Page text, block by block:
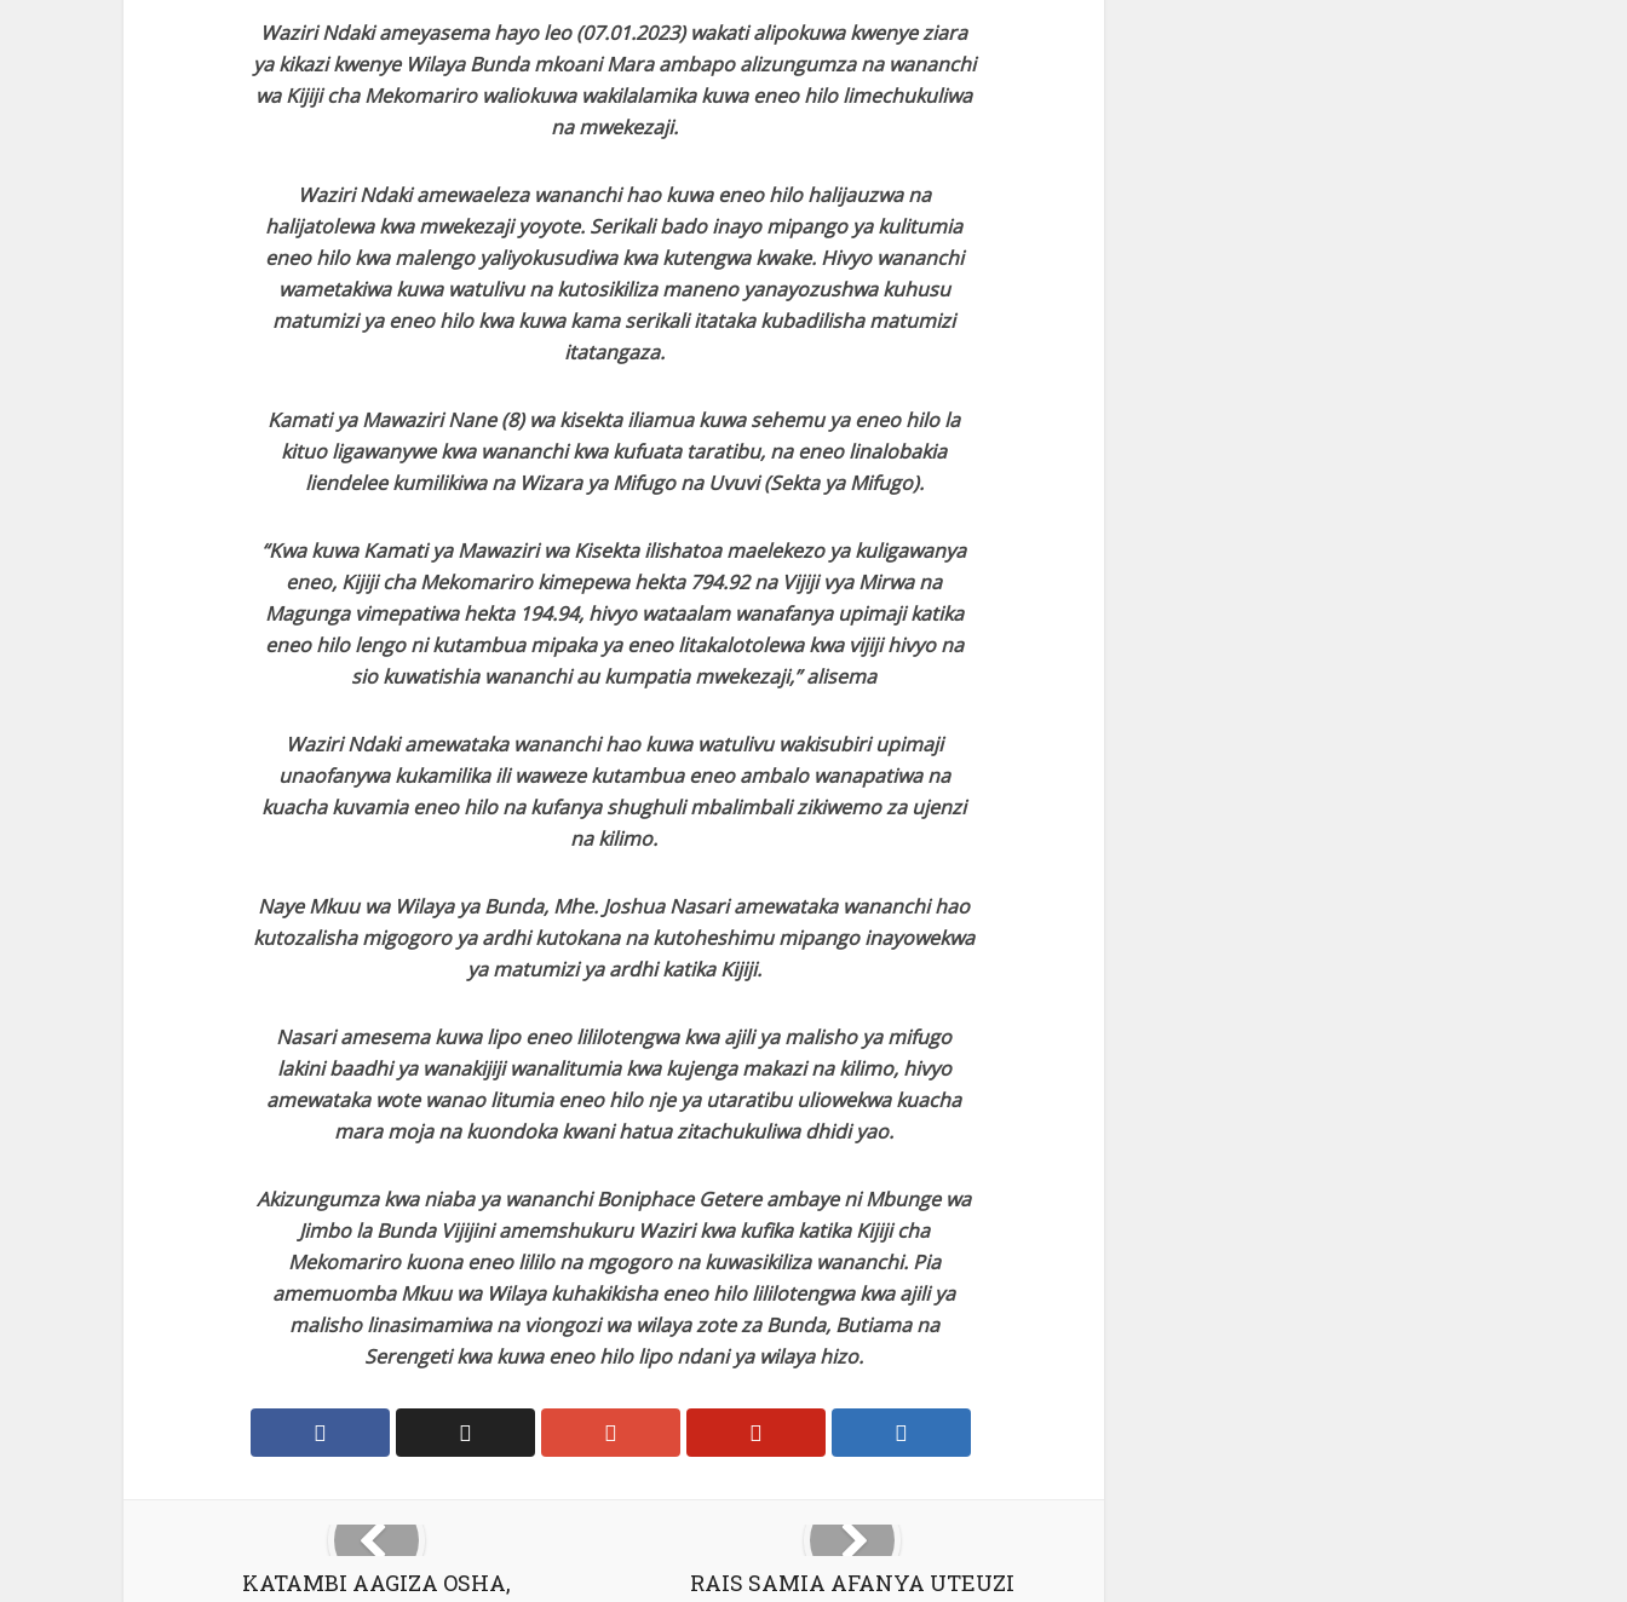
Waziri Ndaki ameyasema hayo leo (07.01.2023) wakati alipokuwa kwenye ziara
ya kikazi kwenye Wilaya Bunda mkoani Mara ambapo alizungumza na wananchi
wa Kijiji cha Mekomariro waliokuwa wakilalamika kuwa eneo hilo limechukuliwa
na mwekezaji.
Waziri Ndaki amewaeleza wananchi hao kuwa eneo hilo halijauzwa na
halijatolewa kwa mwekezaji yoyote. Serikali bado inayo mipango ya kulitumia
eneo hilo kwa malengo yaliyokusudiwa kwa kutengwa kwake. Hivyo wananchi
wametakiwa kuwa watulivu na kutosikiliza maneno yanayozushwa kuhusu
matumizi ya eneo hilo kwa kuwa kama serikali itataka kubadilisha matumizi
itatangaza.
Kamati ya Mawaziri Nane (8) wa kisekta iliamua kuwa sehemu ya eneo hilo la
kituo ligawanywe kwa wananchi kwa kufuata taratibu, na eneo linalobakia
liendelee kumilikiwa na Wizara ya Mifugo na Uvuvi (Sekta ya Mifugo).
“Kwa kuwa Kamati ya Mawaziri wa Kisekta ilishatoa maelekezo ya kuligawanya
eneo, Kijiji cha Mekomariro kimepewa hekta 794.92 na Vijiji vya Mirwa na
Magunga vimepatiwa hekta 194.94, hivyo wataalam wanafanya upimaji katika
eneo hilo lengo ni kutambua mipaka ya eneo litakalotolewa kwa vijiji hivyo na
sio kuwatishia wananchi au kumpatia mwekezaji,” alisema
Waziri Ndaki amewataka wananchi hao kuwa watulivu wakisubiri upimaji
unaofanywa kukamilika ili waweze kutambua eneo ambalo wanapatiwa na
kuacha kuvamia eneo hilo na kufanya shughuli mbalimbali zikiwemo za ujenzi
na kilimo.
Naye Mkuu wa Wilaya ya Bunda, Mhe. Joshua Nasari amewataka wananchi hao
kutozalisha migogoro ya ardhi kutokana na kutoheshimu mipango inayowekwa
ya matumizi ya ardhi katika Kijiji.
Nasari amesema kuwa lipo eneo lililotengwa kwa ajili ya malisho ya mifugo
lakini baadhi ya wanakijiji wanalitumia kwa kujenga makazi na kilimo, hivyo
amewataka wote wanao litumia eneo hilo nje ya utaratibu uliowekwa kuacha
mara moja na kuondoka kwani hatua zitachukuliwa dhidi yao.
Akizungumza kwa niaba ya wananchi Boniphace Getere ambaye ni Mbunge wa
Jimbo la Bunda Vijijini amemshukuru Waziri kwa kufika katika Kijiji cha
Mekomariro kuona eneo lililo na mgogoro na kuwasikiliza wananchi. Pia
amemuomba Mkuu wa Wilaya kuhakikisha eneo hilo lililotengwa kwa ajili ya
malisho linasimamiwa na viongozi wa wilaya zote za Bunda, Butiama na
Serengeti kwa kuwa eneo hilo lipo ndani ya wilaya hizo.
KATAMBI AAGIZA OSHA,
RAIS SAMIA AFANYA UTEUZI